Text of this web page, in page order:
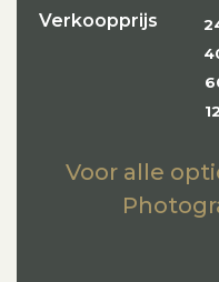
Verkoopprijs
Voor alle